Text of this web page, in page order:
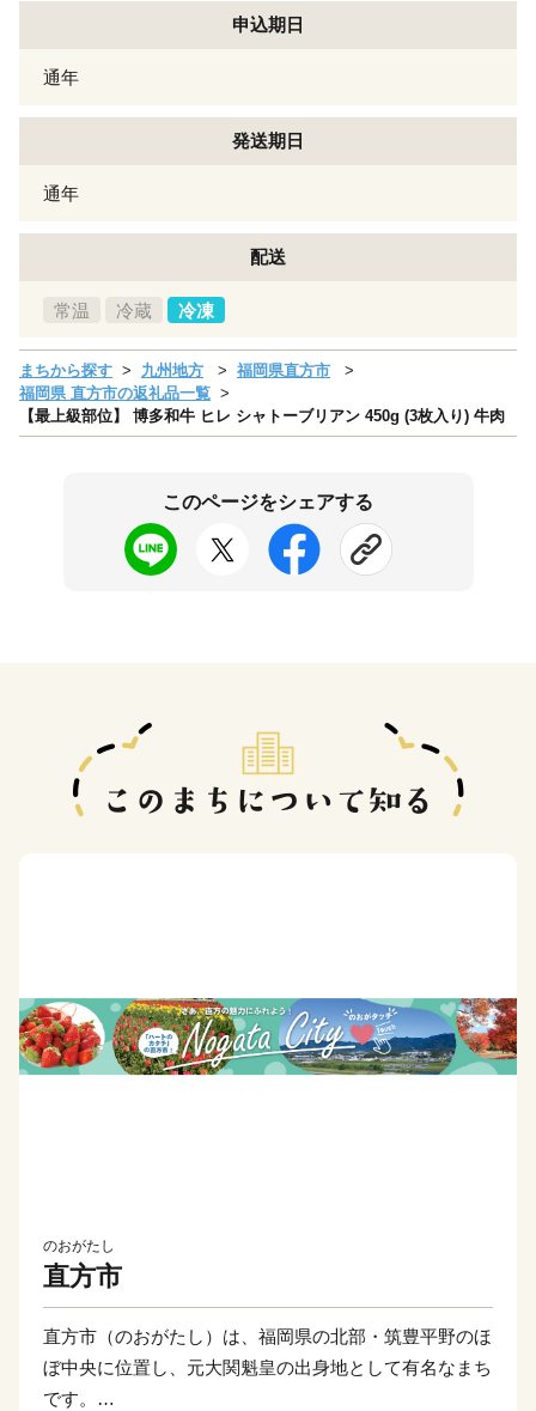
申込期日
通年
発送期日
通年
配送
常温 冷蔵 冷凍
まちから探す 九州地方
福岡県直方市
福岡県 直方市の返礼品一覧
【最上級部位】 博多和牛 ヒレ シャトーブリアン 450g (3枚入り) 牛肉
このページをシェアする
のおがたし
直方市
直方市（のおがたし）は、福岡県の北部・筑豊平野のほ
ぼ中央に位置し、元大関魁皇の出身地として有名なまち
です。